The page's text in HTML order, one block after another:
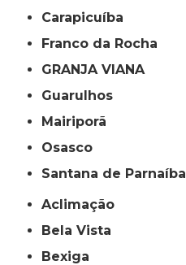
Carapicuíba
Franco da Rocha
GRANJA VIANA
Guarulhos
Mairiporã
Osasco
Santana de Parnaíba
Aclimação
Bela Vista
Bexiga